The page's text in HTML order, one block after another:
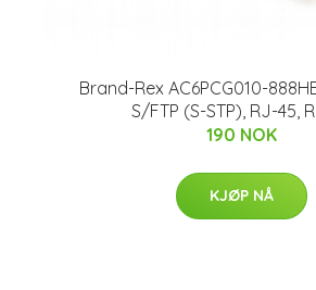
Brand-Rex AC6PCG010-
S/FTP (S-STP), RJ-45,
190 NOK
KJØP NÅ